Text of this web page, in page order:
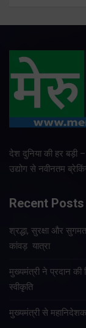
देश दुनिया की हर
उद्योग से नवीनतम
Recent Posts
श्रद्धा, सुरक्षा और
कांवड़ यात्रा
मुख्यमंत्री ने प्रदान की
स्वीकृति
मुख्यमंत्री से